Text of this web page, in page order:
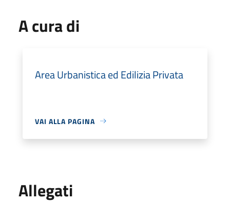
A cura di
Area Urbanistica ed Edilizia Privata
VAI ALLA PAGINA
Allegati